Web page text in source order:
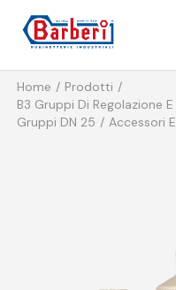
Home
Prodotti
B3 Gruppi Di Regolazione
Gruppi DN 25
Accessori